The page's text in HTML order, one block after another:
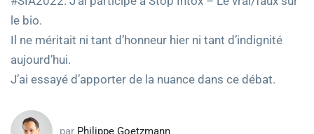
le bio.
Il ne méritait ni tant d’honneur hier ni tant d’indignité
aujourd’hui.
J’ai essayé d’apporter de la nuance dans ce débat.
par Philippe Goetzmann